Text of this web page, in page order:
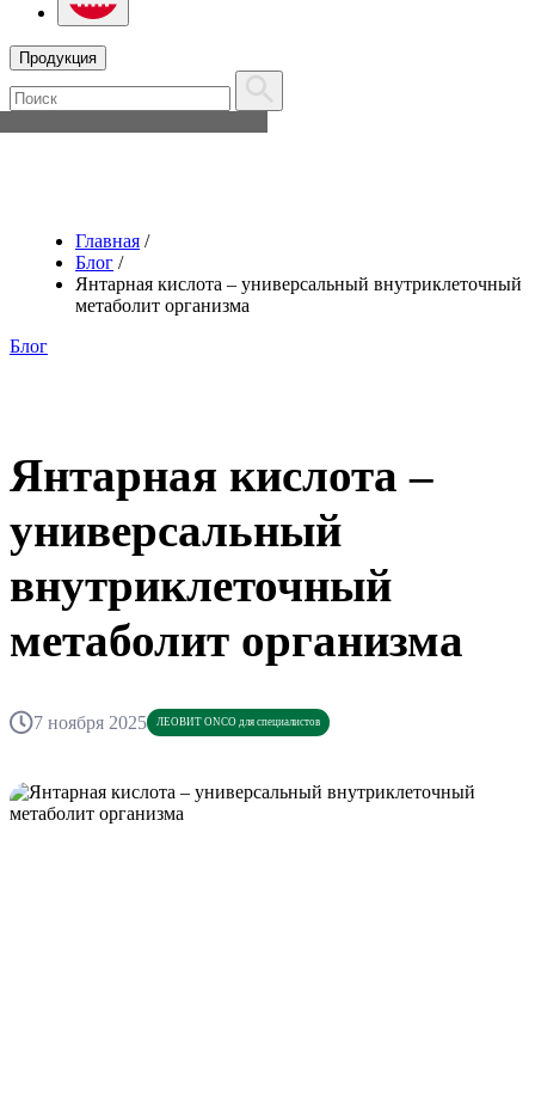
Продукция
Главная /
Блог /
Янтарная кислота – универсальный внутриклеточный
метаболит организма
Блог
Янтарная кислота –
универсальный
внутриклеточный
метаболит организма
7 ноября 2025 ЛЕОВИТ ONCO для специалистов